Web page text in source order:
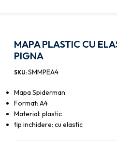
MAPA PLASTIC CU
PIGNA
SKU:SMMPEA4
Mapa Spiderman
Format: A4
Material: plastic
tip inchidere: cu elastic